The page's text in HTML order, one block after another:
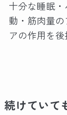
十分な睡眠
動・筋肉量
アの作用を後
続けていて